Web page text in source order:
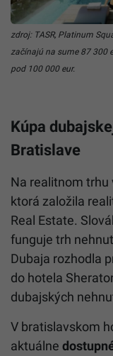
zdroj: TASR, Platinum
začínajú na sume 87 300
pod 100 000 eur.
Kúpa
Bratislave
Na realitnom trhu
ktorá založila
Real Estate.
funguje trh
Dubaja rozhodla
do hotela
dubajských
V bratislavskom
aktuálne